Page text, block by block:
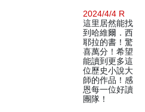
2024/4/4 R
這里居然能找
到哈維爾．西
耶拉的書！驚
喜萬分！希望
能讀到更多這
位歷史小說大
師的作品！感
恩每一位好讀
團隊！